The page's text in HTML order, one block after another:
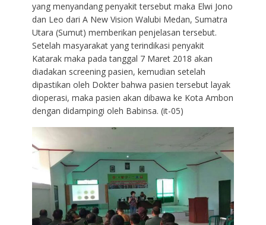
yang menyandang penyakit tersebut maka Elwi Jono
dan Leo dari A New Vision Walubi Medan, Sumatra
Utara (Sumut) memberikan penjelasan tersebut.
Setelah masyarakat yang terindikasi penyakit
Katarak maka pada tanggal 7 Maret 2018 akan
diadakan screening pasien, kemudian setelah
dipastikan oleh Dokter bahwa pasien tersebut layak
dioperasi, maka pasien akan dibawa ke Kota Ambon
dengan didampingi oleh Babinsa. (it-05)